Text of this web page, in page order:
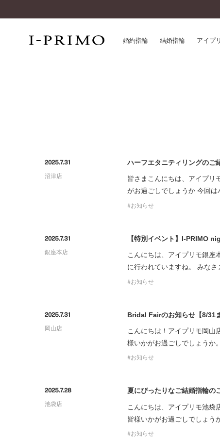
婚約指輪 結婚指輪 アイプ
パーフェクトプロポーズリング®
ダイヤモンドプロポーズ
コンセプトシリーズ
オリジンビリーフ
サー
アフ
ブラ
プロ
店舗
2025.7.31
沼津店
ハーフエタニティリングのご
皆さまこんにちは、アイプリ
がお過ごしでしょうか 今回
お知らせ
2025.7.31
銀座本店
【特別イベント】I-PRIMO
こんにちは、アイプリモ銀座
に行われていますね。 みな
お知らせ
2025.7.31
岡山店
Bridal Fairのお知らせ【8/31
こんにちは！アイプリモ岡山
様いかがお過ごしでしょうか
お知らせ
2025.7.28
池袋店
夏にぴったりなご結婚指輪の
こんにちは、アイプリモ池袋
皆様いかがお過ごしでしょう
お知らせ